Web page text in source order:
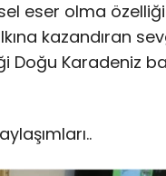
eser olma
kazandıran
Karadeniz